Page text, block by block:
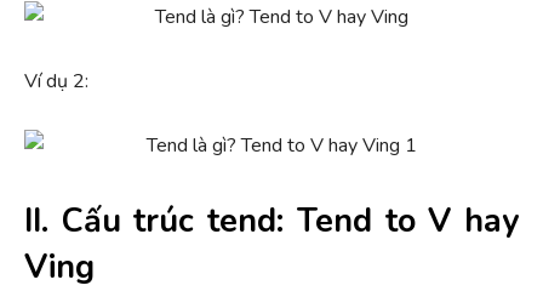
Ví dụ 2:
II. Cấu trúc tend: Tend to V hay
Ving